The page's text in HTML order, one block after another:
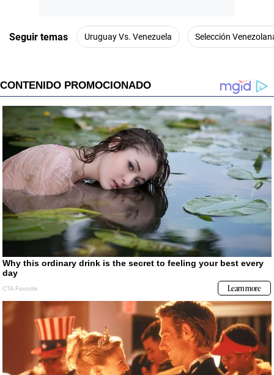
Seguir temas Uruguay Vs. Venezuela Selección